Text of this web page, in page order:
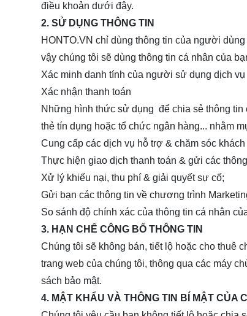
điều khoản dưới đây.
2. SỬ DỤNG THÔNG TIN
HONTO.VN chỉ dùng thông tin của người
vậy chúng tôi sẽ dùng thông tin cá nhân của
Xác minh danh tính của người sử dụng dịch vụ
Xác nhận thanh toán
Những hình thức sử dụng để chia sẻ thông
thẻ tín dụng hoặc tổ chức ngân hàng... nhằm
Cung cấp các dịch vụ hỗ trợ & chăm sóc
Thực hiện giao dịch thanh toán & gửi các
Xử lý khiếu nại, thu phí & giải quyết sự cố;
Gửi bạn các thông tin về chương trình
So sánh độ chính xác của thông tin cá nhân
3. HẠN CHẾ CÔNG BỐ THÔNG TIN
Chúng tôi sẽ không bán, tiết lộ hoặc cho thuê
trang web của chúng tôi, thông qua các máy
sách bảo mật.
4. MẬT KHẨU VÀ THÔNG TIN BÍ MẬT CỦA